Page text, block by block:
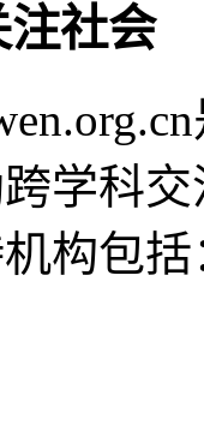
社会
学科
构包